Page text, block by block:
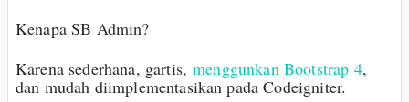
Kenapa SB Admin?
Karena sederhana, gartis,menggunkan Bootstrap 4,
dan mudah diimplementasikan pada Codeigniter.